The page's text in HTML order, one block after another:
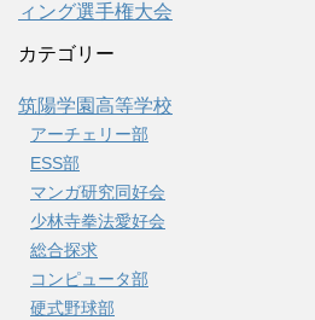
ィング選手権大会
カテゴリー
筑陽学園高等学校
アーチェリー部
ESS部
マンガ研究同好会
少林寺拳法愛好会
総合探求
コンピュータ部
硬式野球部